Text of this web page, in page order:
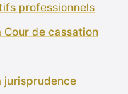
professionnels
Cour de cassation
jurisprudence